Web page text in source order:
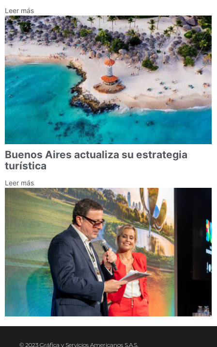
Leer más
Buenos Aires actualiza su estrategia
turística
Leer más
© 2023 Gráfica y Servicios Americanos S.A.S.